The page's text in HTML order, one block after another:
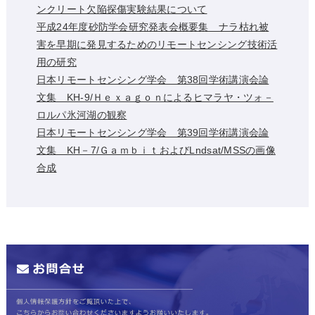
ンクリート欠陥探傷実験結果について
平成24年度砂防学会研究発表会概要集 ナラ枯れ被
害を早期に発見するためのリモートセンシング技術活
用の研究
日本リモートセンシング学会 第38回学術講演会論
文集 KH-9/Ｈｅｘａｇｏｎによるヒマラヤ・ツォ－
ロルパ氷河湖の観察
日本リモートセンシング学会 第39回学術講演会論
文集 KH－7/ＧａｍｂｉｔおよびLndsat/MSSの画像
合成